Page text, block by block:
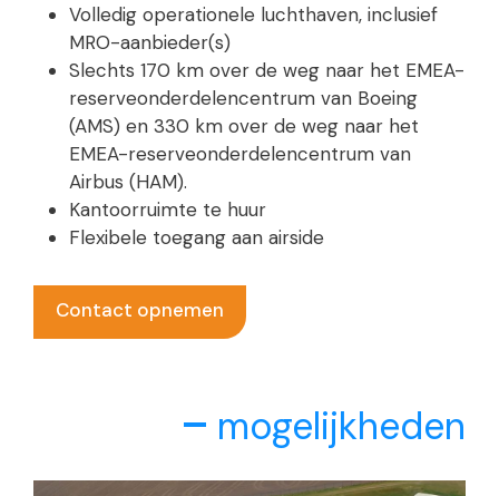
Volledig operationele luchthaven, inclusief
MRO-aanbieder(s)
Slechts 170 km over de weg naar het EMEA-
reserveonderdelencentrum van Boeing
(AMS) en 330 km over de weg naar het
EMEA-reserveonderdelencentrum van
Airbus (HAM).
Kantoorruimte te huur
Flexibele toegang aan airside
Contact opnemen
mogelijkheden